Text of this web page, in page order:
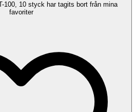
100, 10 styck har tagits bort från mina
favoriter